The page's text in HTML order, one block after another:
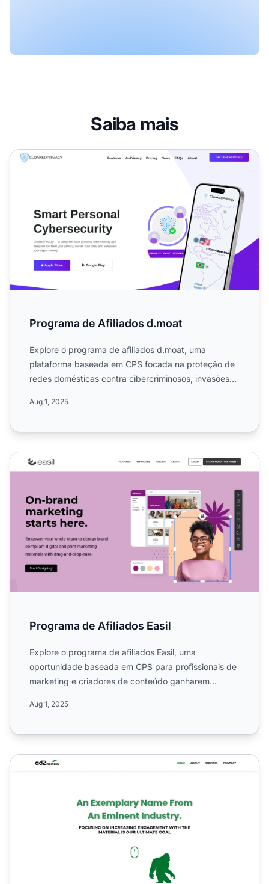
Saiba mais
Programa de Afiliados d.moat
Programa de Afiliados d.moat
Explore o programa de afiliados d.moat, uma
plataforma baseada em CPS focada na proteção de
redes domésticas contra cibercriminosos, invasões
Aug 1, 2025
Programa de Afiliados Easil
Programa de Afiliados Easil
Explore o programa de afiliados Easil, uma
oportunidade baseada em CPS para profissionais de
marketing e criadores de conteúdo ganharem
Aug 1, 2025
Programa de Afiliados Ad2Martech